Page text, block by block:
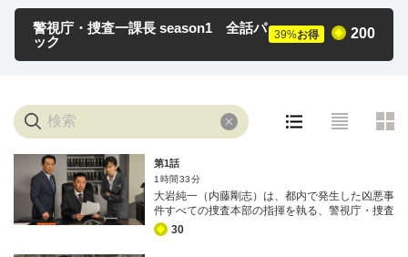
警視庁・捜査一課長 season1 全話パ
ック
39%お得 200
第1話
1時間33分
大岩純一（内藤剛志）は、都内で発生した凶悪事
件すべての捜査本部の指揮を執る、警視庁・捜査
一課長。 品川区勝島の海沿いで、ストレッチャ
ーに載せられた3人の遺体が発見された。庶務担
30